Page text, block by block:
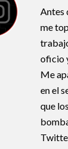
Antes
me
oficio
Me
en el
que